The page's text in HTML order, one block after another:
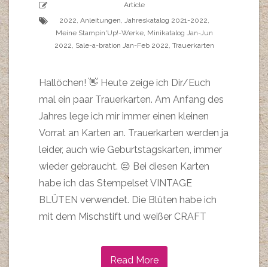
Article
2022, Anleitungen, Jahreskatalog 2021-2022,
Meine Stampin'Up!-Werke, Minikatalog Jan-Jun
2022, Sale-a-bration Jan-Feb 2022, Trauerkarten
Hallöchen! 👋 Heute zeige ich Dir/Euch
mal ein paar Trauerkarten. Am Anfang des
Jahres lege ich mir immer einen kleinen
Vorrat an Karten an. Trauerkarten werden ja
leider, auch wie Geburtstagskarten, immer
wieder gebraucht. 😔 Bei diesen Karten
habe ich das Stempelset VINTAGE
BLÜTEN verwendet. Die Blüten habe ich
mit dem Mischstift und weißer CRAFT
Read More